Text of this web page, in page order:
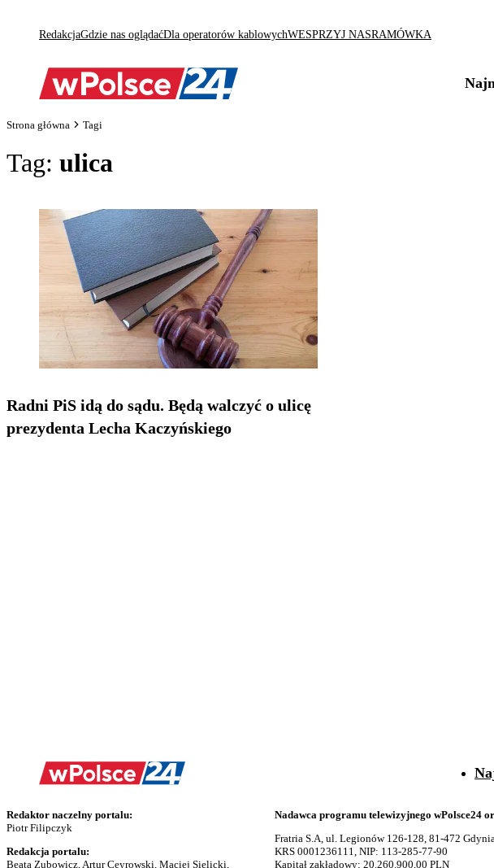
RedakcjaGdzie nas oglądaćDla operatorów kablowychWESPRZYJ NASRAMÓWKA
Strona główna Tagi
Tag: ulica
Radni PiS idą do sądu. Będą walczyć o ulicę
prezydenta Lecha Kaczyńskiego
Redaktor naczelny portalu:
Piotr Filipczyk
Redakcja portalu:
Beata Zubowicz, Artur Ceyrowski, Maciej Sielicki,
Nadawca programu telewizyjnego wPolsce24
Fratria S.A, ul. Legionów 126-128, 81-472 Gdynia
KRS 0001236111, NIP: 113-285-77-90
Kapitał zakładowy: 20.260.900,00 PLN